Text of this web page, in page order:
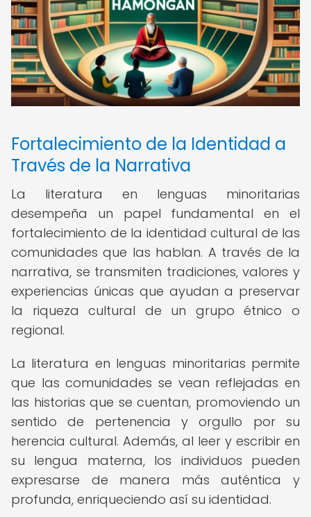
Fortalecimiento de la Identidad a
Través de la Narrativa
La literatura en lenguas minoritarias
desempeña un papel fundamental en el
fortalecimiento de la identidad cultural de las
comunidades que las hablan. A través de la
narrativa, se transmiten tradiciones, valores y
experiencias únicas que ayudan a preservar
la riqueza cultural de un grupo étnico o
regional.
La literatura en lenguas minoritarias permite
que las comunidades se vean reflejadas en
las historias que se cuentan, promoviendo un
sentido de pertenencia y orgullo por su
herencia cultural. Además, al leer y escribir en
su lengua materna, los individuos pueden
expresarse de manera más auténtica y
profunda, enriqueciendo así su identidad.